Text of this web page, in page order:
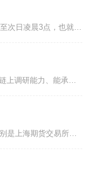
比特币交易活跃度最高的时间段为北京时间21点至次日凌晨3点，也就是UTC时间13点至17点
普通投资者不建议参与NFT币投资，仅具备极强链上调研能力、能承受本金全额亏损的专业从业者可
国内受官方监管、行业公认的四大正规交易所分别是上海期货交易所、大连商品交易所、郑州商品交易